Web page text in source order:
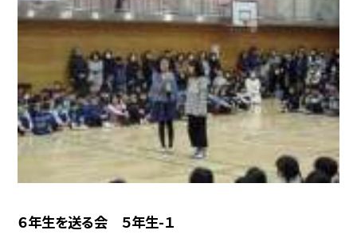
６年生を送る会 ５年生-１